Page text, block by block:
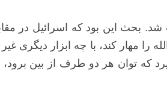
چاپ شد. بحث این بود که اسرائیل
مهار کند، با چه ابزار دیگری
که توان هر دو طرف از بین برود،